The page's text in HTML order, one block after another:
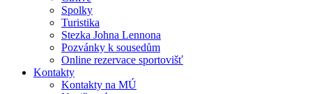
Spolky
Turistika
Stezka Johna Lennona
Pozvánky k sousedům
Online rezervace sportovišť
Kontakty
Kontakty na MÚ